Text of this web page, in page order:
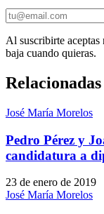
Al suscribirte aceptas
baja cuando quieras.
Relacionadas
José María Morelos
Pedro Pérez y
candidatura a
23 de enero de 2019
José María Morelos